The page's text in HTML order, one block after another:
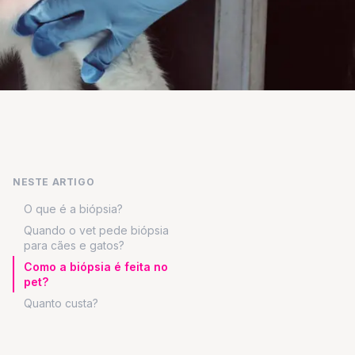
NESTE ARTIGO
O que é a biópsia?
Quando o vet pede biópsia
para cães e gatos?
Como a biópsia é feita no
pet?
Quanto custa?